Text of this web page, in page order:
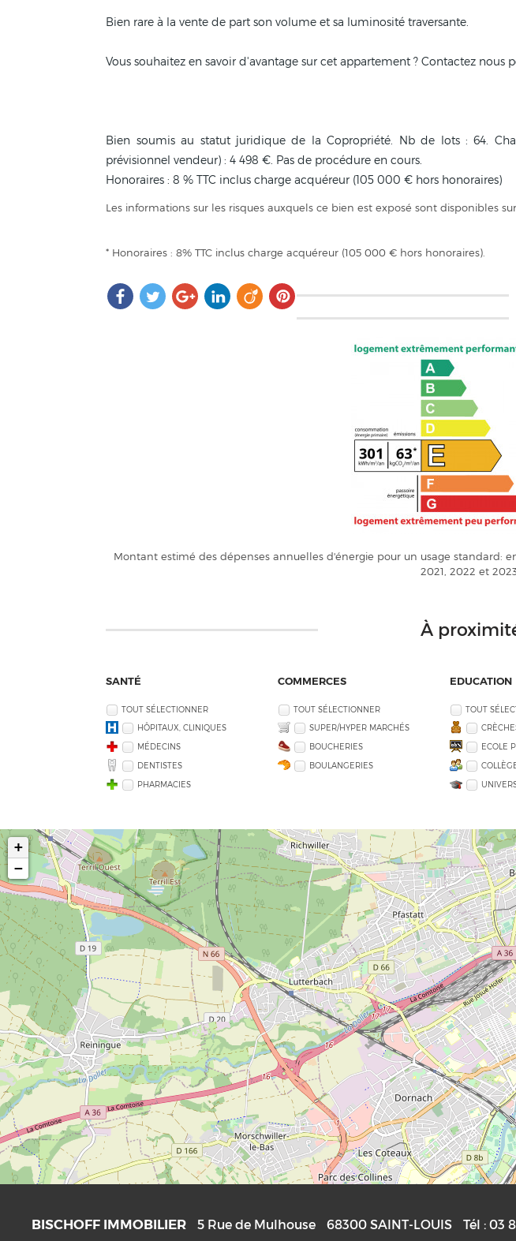
Bien rare à la vente de part son volume et sa luminosité traversante.
Vous souhaitez en savoir d'avantage sur cet appartement ? Contactez nous
Bien soumis au statut juridique de la Copropriété. Nb de lots : 64.
prévisionnel vendeur) : 4 498 €. Pas de procédure en cours.
Honoraires : 8 % TTC inclus charge acquéreur (105 000 € hors honoraires)
Les informations sur les risques auxquels ce bien est exposé sont disponibles
* Honoraires : 8% TTC inclus charge acquéreur (105 000 € hors honoraires).
Montant estimé des dépenses annuelles d'énergie pour un usage standard:
2021, 2022 et
À
SANTÉ
TOUT SÉLECTIONNER
HÔPITAUX, CLINIQUES
MÉDECINS
DENTISTES
PHARMACIES
COMMERCES
TOUT SÉLECTIONNER
SUPER/HYPER MARCHÉS
BOUCHERIES
BOULANGERIES
EDUCATION
TOUT
ECOLE
+
−
BISCHOFF IMMOBILIER 5 Rue de Mulhouse 68300 SAINT-LOUIS Tél :03